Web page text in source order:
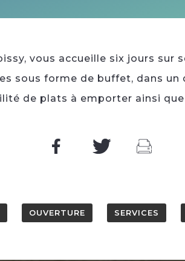
vous accueille six jours sur
sous forme de buffet, dans un
de plats à emporter ainsi
OUVERTURE SERVICES